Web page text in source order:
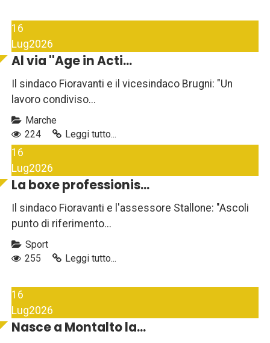
16
Lug2026
Al via ''Age in Acti...
Il sindaco Fioravanti e il vicesindaco Brugni: "Un
lavoro condiviso...
Marche
224
Leggi tutto...
16
Lug2026
La boxe professionis...
Il sindaco Fioravanti e l'assessore Stallone: "Ascoli
punto di riferimento...
Sport
255
Leggi tutto...
16
Lug2026
Nasce a Montalto la...